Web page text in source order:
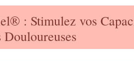
: Stimulez vos